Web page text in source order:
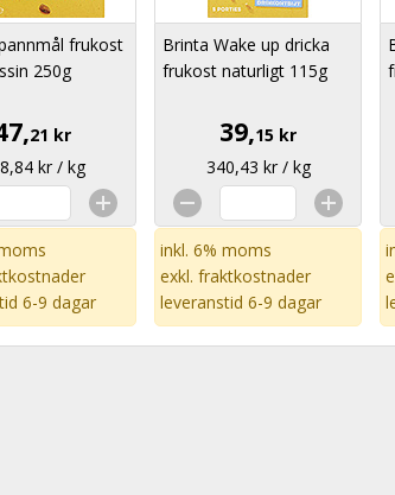
frukost
250g
21 kr
kr / kg
6-9 dagar
Brinta Wake up dricka
frukost naturligt 115g
39,15 kr
340,43 kr / kg
inkl. 6% moms
exkl. fraktkostnader
leveranstid 6-9 dagar